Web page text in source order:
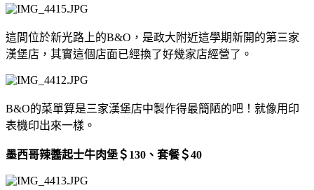
這間位於新光路上的B&O，是政大附近這學期新開的第三家
漢堡店，其實這個店面已經換了好幾家店經營了。
B&O的菜單算是三家漢堡店中製作得最簡陋的吧！就像用印
表機印出來一樣。
墨西哥辣醬起士牛肉堡＄130、套餐＄40